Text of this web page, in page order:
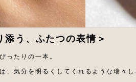
添う、ふたつの表情＞
ったりの一本。
、気分を明るくしてくれるような瑞々し